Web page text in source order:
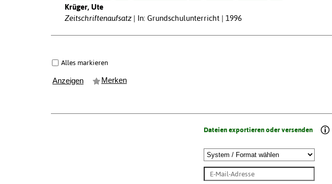
Krüger, Ute
Zeitschriftenaufsatz
In: Grundschulunterricht | 1996
Alles markieren
Anzeigen Merken
Dateien exportieren oder versenden